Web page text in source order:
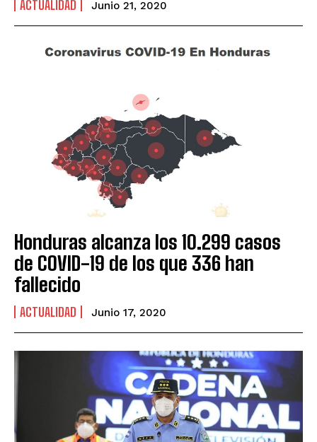
ACTUALIDAD Junio 21, 2020
Honduras alcanza los 10.299 casos
de COVID-19 de los que 336 han
fallecido
ACTUALIDAD Junio 17, 2020